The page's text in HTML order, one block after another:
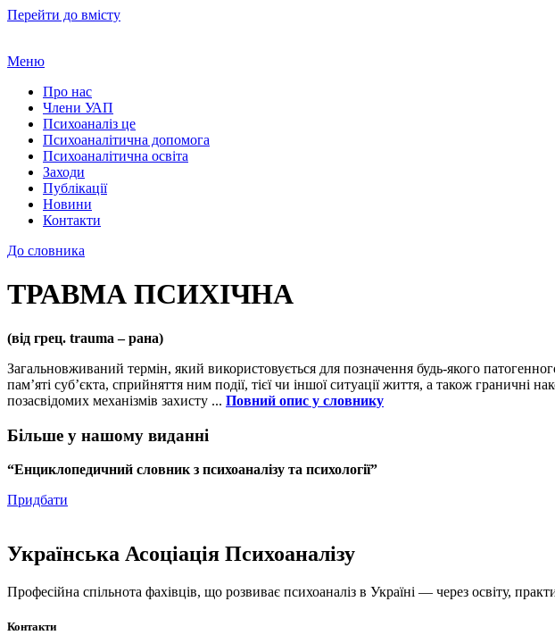
Перейти до вмісту
Меню
Про нас
Члени УАП
Психоаналіз це
Психоаналітична допомога
Психоаналітична освіта
Заходи
Публікації
Новини
Контакти
До словника
ТРАВМА ПСИХІЧНА
(від грец. trauma – рана)
Загальновживаний термін, який використовується для позначення будь-якого
пам’яті суб’єкта, сприйняття ним події, тієї чи іншої ситуації життя, а також
позасвідомих механізмів захисту ... Повний опис у словнику
Більше у нашому виданні
“Енциклопедичний словник з психоаналізу та психології”
Придбати
Українська Асоціація Психоаналізу
Професійна спільнота фахівців, що розвиває психоаналіз в Україні — через освіту,
Контакти